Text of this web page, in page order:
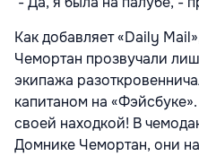
Как добавляет «Daily
Чемортан прозвучали
экипажа
капитаном на
своей находкой! В
Домнике Чемортан, они